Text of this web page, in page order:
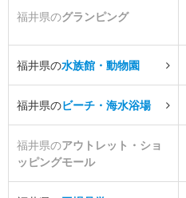
福井県のグランピング
福井県の水族館・動物園
福井県のビーチ・海水浴場
福井県のアウトレット・ショ
ッピングモール